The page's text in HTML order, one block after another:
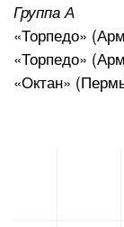
Группа А
«Торпедо»
«Торпедо»
«Октан»